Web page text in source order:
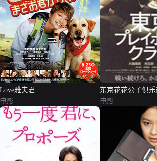
Love雅夫君
电影
东京花花公子俱乐
电影